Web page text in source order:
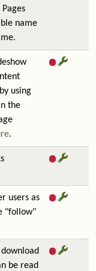
name
using
the
.
users as
"follow"
be read